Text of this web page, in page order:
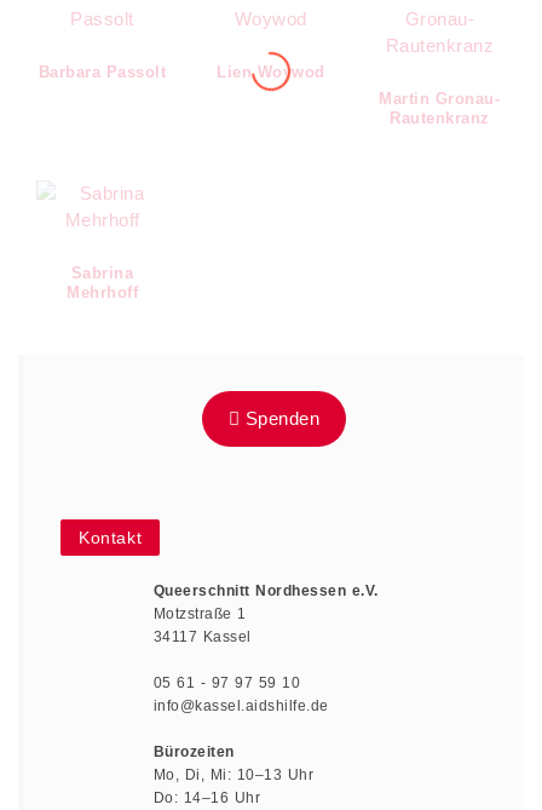
Barbara Passolt
Lien Woywod
Martin Gronau-
Rautenkranz
Sabrina
Mehrhoff
Spenden
Kontakt
Queerschnitt Nordhessen e.V.
Motzstraße 1
34117 Kassel
05 61 - 97 97 59 10
info@kassel.aidshilfe.de
Bürozeiten
Mo, Di, Mi: 10–13 Uhr
Do: 14–16 Uhr